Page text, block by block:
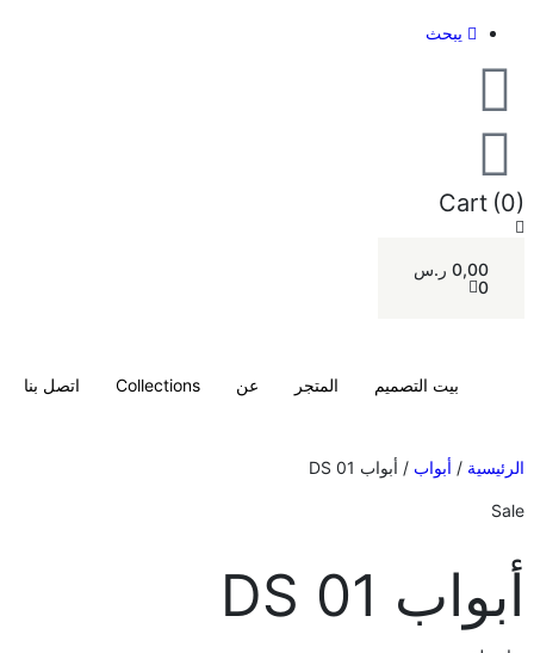
يبحث
Cart (0)
0,00 ر.س
0
بيت التصميم المتجر عن Collections اتصل بنا
الرئيسية / أبواب / أبواب DS 01
Sale
أبواب DS 01